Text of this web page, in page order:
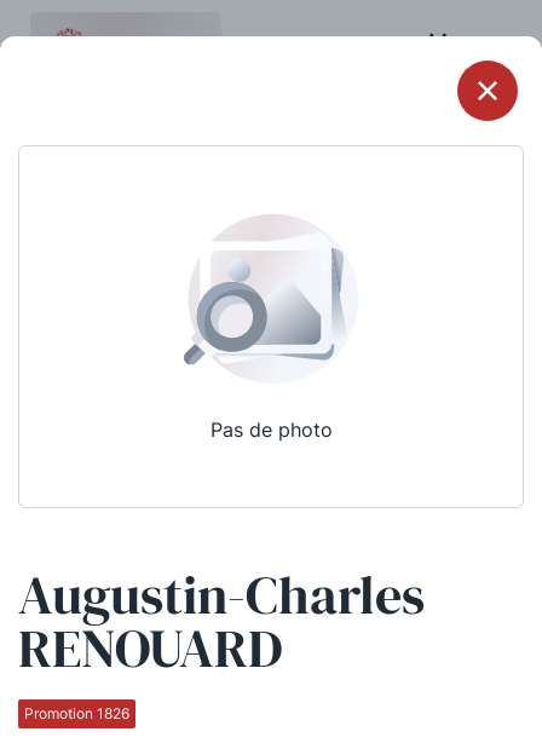
Menu
Pas de photo
Augustin-Charles
RENOUARD
Promotion 1826
Qui sommes-nous ?
La Conférence
La défense pénale